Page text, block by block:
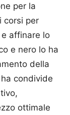
per la
corsi per
affinare lo
e nero lo ha
della
condivide
ottimale